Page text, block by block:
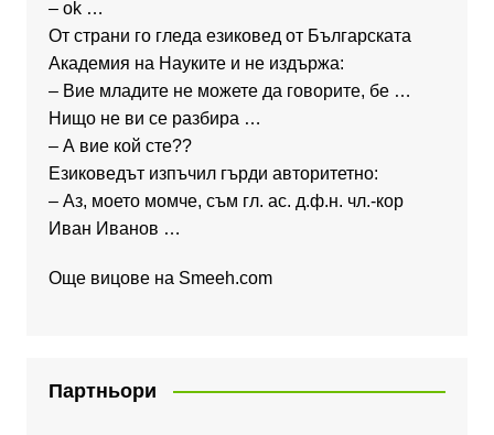
– ok …
От страни го гледа езиковед от Българската
Академия на Науките и не издържа:
– Вие младите не можете да говорите, бе …
Нищо не ви се разбира …
– А вие кой сте??
Езиковедът изпъчил гърди авторитетно:
– Аз, моето момче, съм гл. ас. д.ф.н. чл.-кор
Иван Иванов …
Още вицове на Smeeh.com
Партньори